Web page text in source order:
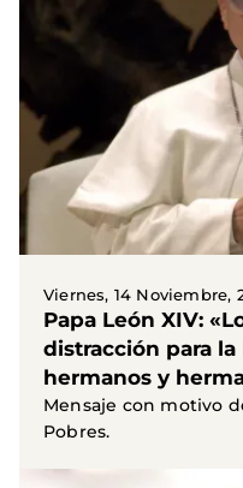
Viernes, 14 Noviembre,
Papa León XIV:
distracción para la
hermanos y
Mensaje con motivo
Pobres.